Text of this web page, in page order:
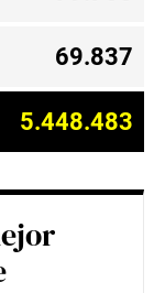
69.837
5.448.483